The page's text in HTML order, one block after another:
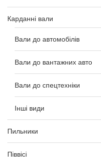
Карданні вали
Вали до автомобілів
Вали до вантажних авто
Вали до спецтехніки
Інші види
Пильники
Піввісі